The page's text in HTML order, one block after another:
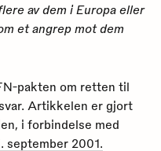
av dem i Europa eller
et angrep mot dem
pakten om retten til
Artikkelen er gjort
i forbindelse med
september 2001.